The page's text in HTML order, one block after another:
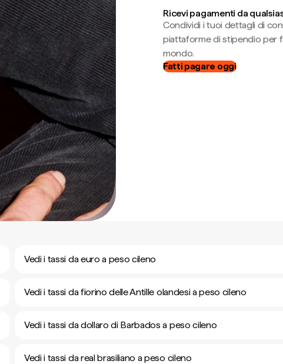
Ricevi pagamenti da
Condividi i tuoi dettagli di
piattaforme di stipendio per
mondo.
Fatti pagare oggi
Vedi i tassi da euro a peso cileno
Vedi i tassi da fiorino delle Antille olandesi a peso cileno
Vedi i tassi da dollaro di Barbados a peso cileno
Vedi i tassi da real brasiliano a peso cileno